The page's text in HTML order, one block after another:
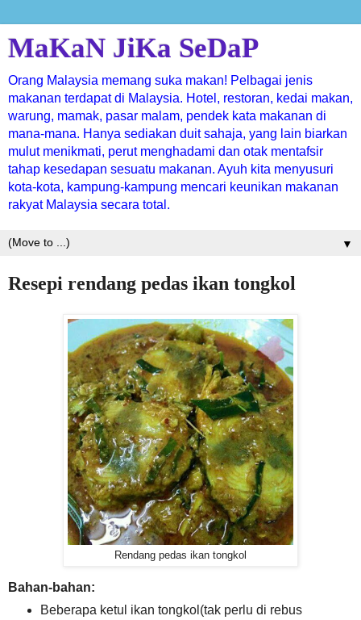
MaKaN JiKa SeDaP
Orang Malaysia memang suka makan! Pelbagai jenis
makanan terdapat di Malaysia. Hotel, restoran, kedai makan,
warung, mamak, pasar malam, pendek kata makanan di
mana-mana. Hanya sediakan duit sahaja, yang lain biarkan
mulut menikmati, perut menghadami dan otak mentafsir
tahap kesedapan sesuatu makanan. Ayuh kita menyusuri
kota-kota, kampung-kampung mencari keunikan makanan
rakyat Malaysia secara total.
▼
Resepi rendang pedas ikan tongkol
Rendang pedas ikan tongkol
Bahan-bahan:
Beberapa ketul ikan tongkol(tak perlu di rebus